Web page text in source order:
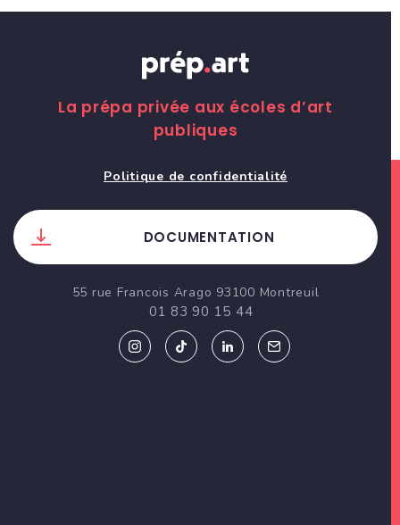
La prépa privée aux écoles d’art
publiques
Politique de confidentialité
DOCUMENTATION
55 rue Francois Arago 93100 Montreuil
01 83 90 15 44